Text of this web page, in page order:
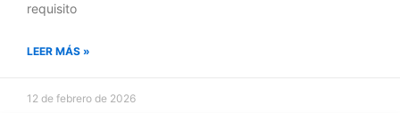
requisito
LEER MÁS »
12 de febrero de 2026